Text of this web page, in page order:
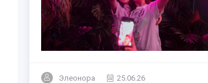
Элеонора 25.06.26